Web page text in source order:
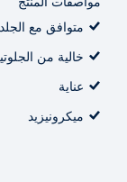
متوافق مع
خالية من
عناية
ميكرونيزيد